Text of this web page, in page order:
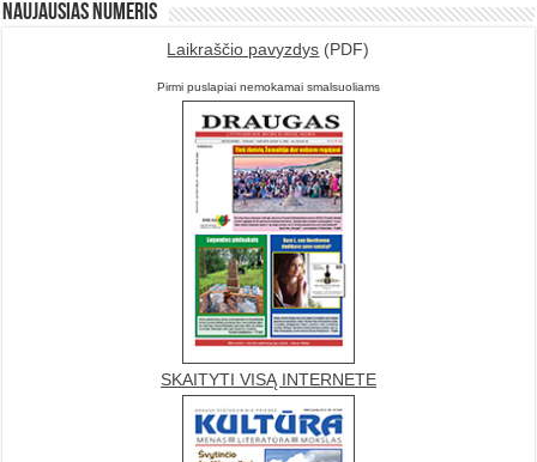
Naujausias numeris
Laikraščio pavyzdys (PDF)
Pirmi puslapiai nemokamai smalsuoliams
SKAITYTI VISĄ INTERNETE